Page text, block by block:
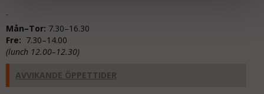
Mån–Tor: 7.30–16.30
Fre: 7.30–14.00
(lunch 12.00–12.30)
AVVIKANDE ÖPPETTIDER